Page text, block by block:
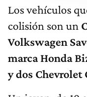
Los vehículos
colisión son un
Volkswagen
marca Honda
y dos Chevrolet